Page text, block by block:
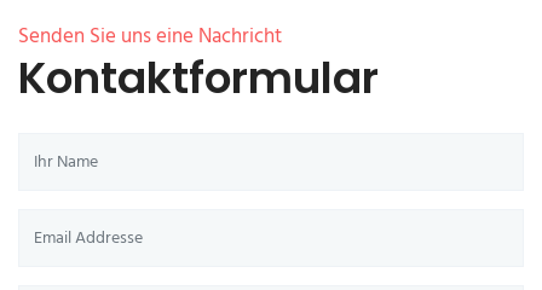
Senden Sie uns eine Nachricht
Kontaktformular